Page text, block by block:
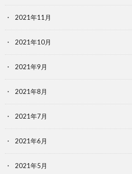
2021年11月
2021年10月
2021年9月
2021年8月
2021年7月
2021年6月
2021年5月